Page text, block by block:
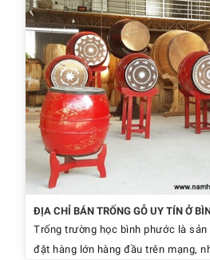
ĐỊA CHỈ BÁN TRỐNG GỖ UY TÍN Ở
Trống trường học bình phước là
đặt hàng lớn hàng đầu trên mạng,